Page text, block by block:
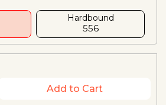
Hardbound
₹556
Add to Cart